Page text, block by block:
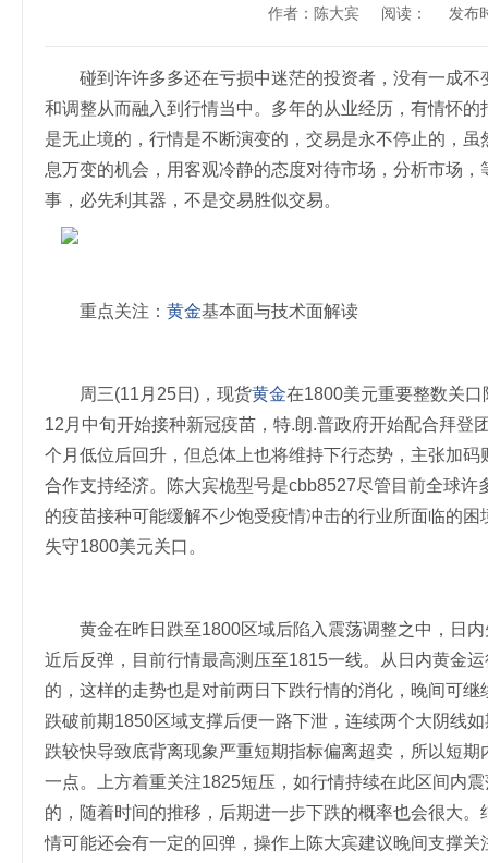
作者：陈大宾 阅读： 发布
碰到许许多多还在亏损中迷茫的投资者，没有一成不
和调整从而融入到行情当中。多年的从业经历，有情怀
是无止境的，行情是不断演变的，交易是永不停止的，
息万变的机会，用客观冷静的态度对待市场，分析市场
事，必先利其器，不是交易胜似交易。
重点关注： 黄金基本面与技术面解读
周三(11月25日)，现货黄金在1800美元重要整数关
12月中旬开始接种新冠疫苗，特.朗.普政府开始配合拜登
个月低位后回升，但总体上也将维持下行态势，主张加
合作支持经济。陈大宾桅型号是cbb8527尽管目前全球
的疫苗接种可能缓解不少饱受疫情冲击的行业所面临的
失守1800美元关口。
黄金在昨日跌至1800区域后陷入震荡调整之中，日内
近后反弹，目前行情最高测压至1815一线。从日内黄金
的，这样的走势也是对前两日下跌行情的消化，晚间可
跌破前期1850区域支撑后便一路下泄，连续两个大阴线
跌较快导致底背离现象严重短期指标偏离超卖，所以短
一点。上方着重关注1825短压，如行情持续在此区间内
的，随着时间的推移，后期进一步下跌的概率也会很大
情可能还会有一定的回弹，操作上陈大宾建议晚间支撑